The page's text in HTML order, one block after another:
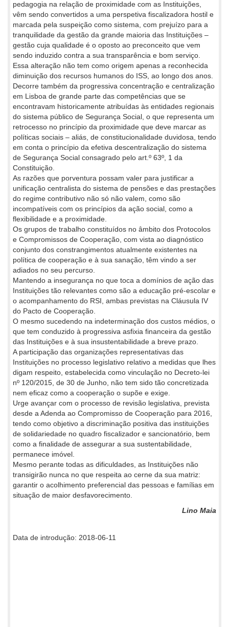
pedagogia na relação de proximidade com as Instituições,
vêm sendo convertidos a uma perspetiva fiscalizadora hostil e
marcada pela suspeição como sistema, com prejuízo para a
tranquilidade da gestão da grande maioria das Instituições –
gestão cuja qualidade é o oposto ao preconceito que vem
sendo induzido contra a sua transparência e bom serviço.
Essa alteração não tem como origem apenas a reconhecida
diminuição dos recursos humanos do ISS, ao longo dos anos.
Decorre também da progressiva concentração e centralização
em Lisboa de grande parte das competências que se
encontravam historicamente atribuídas às entidades regionais
do sistema público de Segurança Social, o que representa um
retrocesso no princípio da proximidade que deve marcar as
políticas sociais – aliás, de constitucionalidade duvidosa, tendo
em conta o princípio da efetiva descentralização do sistema
de Segurança Social consagrado pelo art.º 63º, 1 da
Constituição.
As razões que porventura possam valer para justificar a
unificação centralista do sistema de pensões e das prestações
do regime contributivo não só não valem, como são
incompatíveis com os princípios da ação social, como a
flexibilidade e a proximidade.
Os grupos de trabalho constituídos no âmbito dos Protocolos
e Compromissos de Cooperação, com vista ao diagnóstico
conjunto dos constrangimentos atualmente existentes na
política de cooperação e à sua sanação, têm vindo a ser
adiados no seu percurso.
Mantendo a insegurança no que toca a domínios de ação das
Instituições tão relevantes como são a educação pré-escolar e
o acompanhamento do RSI, ambas previstas na Cláusula IV
do Pacto de Cooperação.
O mesmo sucedendo na indeterminação dos custos médios, o
que tem conduzido à progressiva asfixia financeira da gestão
das Instituições e à sua insustentabilidade a breve prazo.
A participação das organizações representativas das
Instituições no processo legislativo relativo a medidas que lhes
digam respeito, estabelecida como vinculação no Decreto-lei
nº 120/2015, de 30 de Junho, não tem sido tão concretizada
nem eficaz como a cooperação o supõe e exige.
Urge avançar com o processo de revisão legislativa, prevista
desde a Adenda ao Compromisso de Cooperação para 2016,
tendo como objetivo a discriminação positiva das instituições
de solidariedade no quadro fiscalizador e sancionatório, bem
como a finalidade de assegurar a sua sustentabilidade,
permanece imóvel.
Mesmo perante todas as dificuldades, as Instituições não
transigirão nunca no que respeita ao cerne da sua matriz:
garantir o acolhimento preferencial das pessoas e famílias em
situação de maior desfavorecimento.
Lino Maia
Data de introdução: 2018-06-11